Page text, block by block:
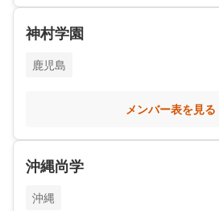
神村学園
鹿児島
メンバー表を見る
沖縄尚学
沖縄